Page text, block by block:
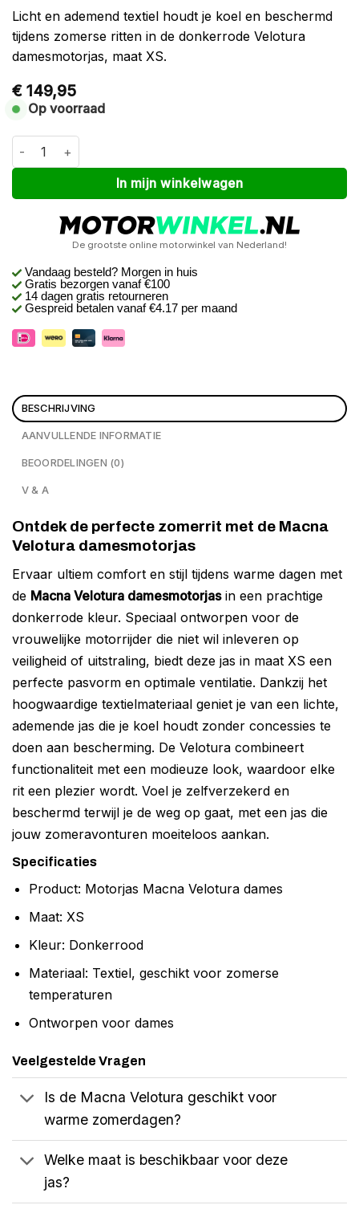
Licht en ademend textiel houdt je koel en beschermd
tijdens zomerse ritten in de donkerrode Velotura
damesmotorjas, maat XS.
€ 149,95
Op voorraad
Macna Velotura dames Donkerrood XS aantal
In mijn winkelwagen
Alternative:
De grootste online motorwinkel van Nederland!
Vandaag besteld? Morgen in huis
Gratis bezorgen vanaf €100
14 dagen gratis retourneren
Gespreid betalen vanaf €4.17 per maand
BESCHRIJVING
AANVULLENDE INFORMATIE
BEOORDELINGEN (0)
V & A
Ontdek de perfecte zomerrit met de Macna
Velotura damesmotorjas
Ervaar ultiem comfort en stijl tijdens warme dagen met
de Macna Velotura damesmotorjasin een prachtige
donkerrode kleur. Speciaal ontworpen voor de
vrouwelijke motorrijder die niet wil inleveren op
veiligheid of uitstraling, biedt deze jas in maat XS een
perfecte pasvorm en optimale ventilatie. Dankzij het
hoogwaardige textielmateriaal geniet je van een lichte,
ademende jas die je koel houdt zonder concessies te
doen aan bescherming. De Velotura combineert
functionaliteit met een modieuze look, waardoor elke
rit een plezier wordt. Voel je zelfverzekerd en
beschermd terwijl je de weg op gaat, met een jas die
jouw zomeravonturen moeiteloos aankan.
Specificaties
Product: Motorjas Macna Velotura dames
Maat: XS
Kleur: Donkerrood
Materiaal: Textiel, geschikt voor zomerse
temperaturen
Ontworpen voor dames
Veelgestelde Vragen
Is de Macna Velotura geschikt voor
warme zomerdagen?
Welke maat is beschikbaar voor deze
jas?